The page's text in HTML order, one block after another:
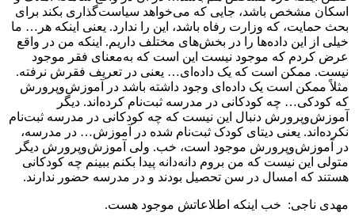
اسکان مشخص باشد، جایی که می‌خواهد سیاست‌گذاری بکند برای
بحث حمایت، که وزارت رفاه باشد، این را ندارد. یعنی اینکه هر… ما
خیلی از این داده‌ها را در بخش‌های مختلف داریم. اینکه من در واقع
عرض کردم که موجود نیست این است که به‌معنای فقر موجود
نیست. ممکن است که یک داده‌ای… یعنی در تعریف فقرش نرفته.
مثلاً ممکن است یک داده‌ای وجود داشته باشد در آموزش‌وپرورش
که کودکی… چه کودکانی در مدرسه ثبت‌نام کرده‌اند. دیگر
آموزش‌وپرورش دنبال این نیست که چه کودکانی در مدرسه ثبت‌نام
نکرده‌اند. یعنی دیتای کودک ثبت‌نام شده در آموزش… در مدرسه،
در آموزش‌وپرورش موجود است، خب. ولی آموزش‌وپرورش دیگر
متولی این نیست که من بروم دانه‌دانه پیدا بکنم ببینم چه کودکانی
هستند که امسال در سن تحصیل بودند و در مدرسه حضور ندارند.
مهدی ناجی: خب اینکه اطلاعاتش موجود هست.